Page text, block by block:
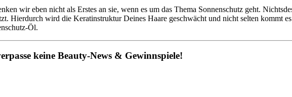
wir eben nicht als Erstes an sie, wenn es um das Thema Sonnenschutz geht.
Hierdurch wird die Keratinstruktur Deines Haare geschwächt und nicht selten kommt
Öl.
keine Beauty-News & Gewinnspiele!